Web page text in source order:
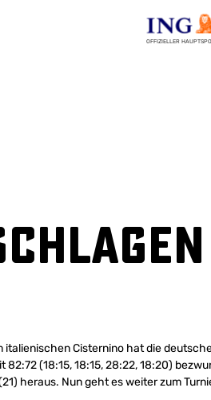
OFFIZIELLER
italienischen Cisternino hat die
(18:15, 18:15, 28:22, 18:20)
heraus. Nun geht es weiter zum